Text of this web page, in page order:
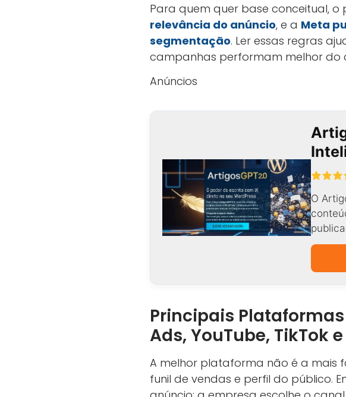
Para quem quer base conceitual, o
relevância do anúncio, e a Meta
segmentação. Ler essas regras
campanhas performam melhor do
Anúncios
O
Principais
Ads, YouTube, TikTok
A melhor plataforma não é a mais
funil de vendas e perfil do público.